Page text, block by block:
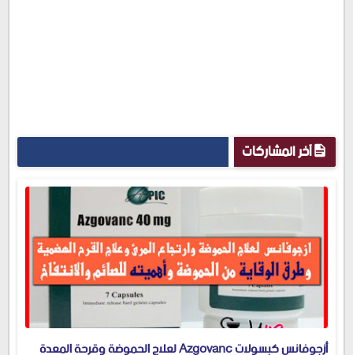
آخر المشاركات
أزجوفانس كبسولات Azgovanc لعلاج الحموضة وقرحة المعدة